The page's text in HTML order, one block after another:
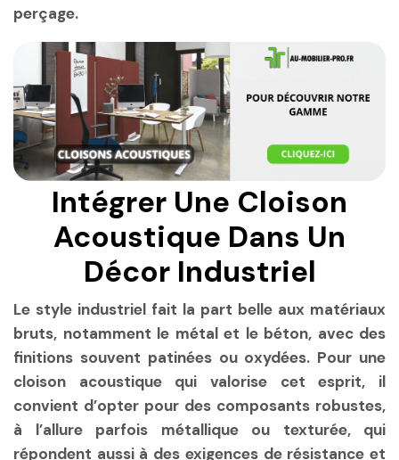
perçage.
Intégrer Une Cloison
Acoustique Dans Un
Décor Industriel
Le style industriel fait la part belle aux matériaux
bruts, notamment le métal et le béton, avec des
finitions souvent patinées ou oxydées. Pour une
cloison acoustique qui valorise cet esprit, il
convient d’opter pour des composants robustes,
à l’allure parfois métallique ou texturée, qui
répondent aussi à des exigences de résistance et